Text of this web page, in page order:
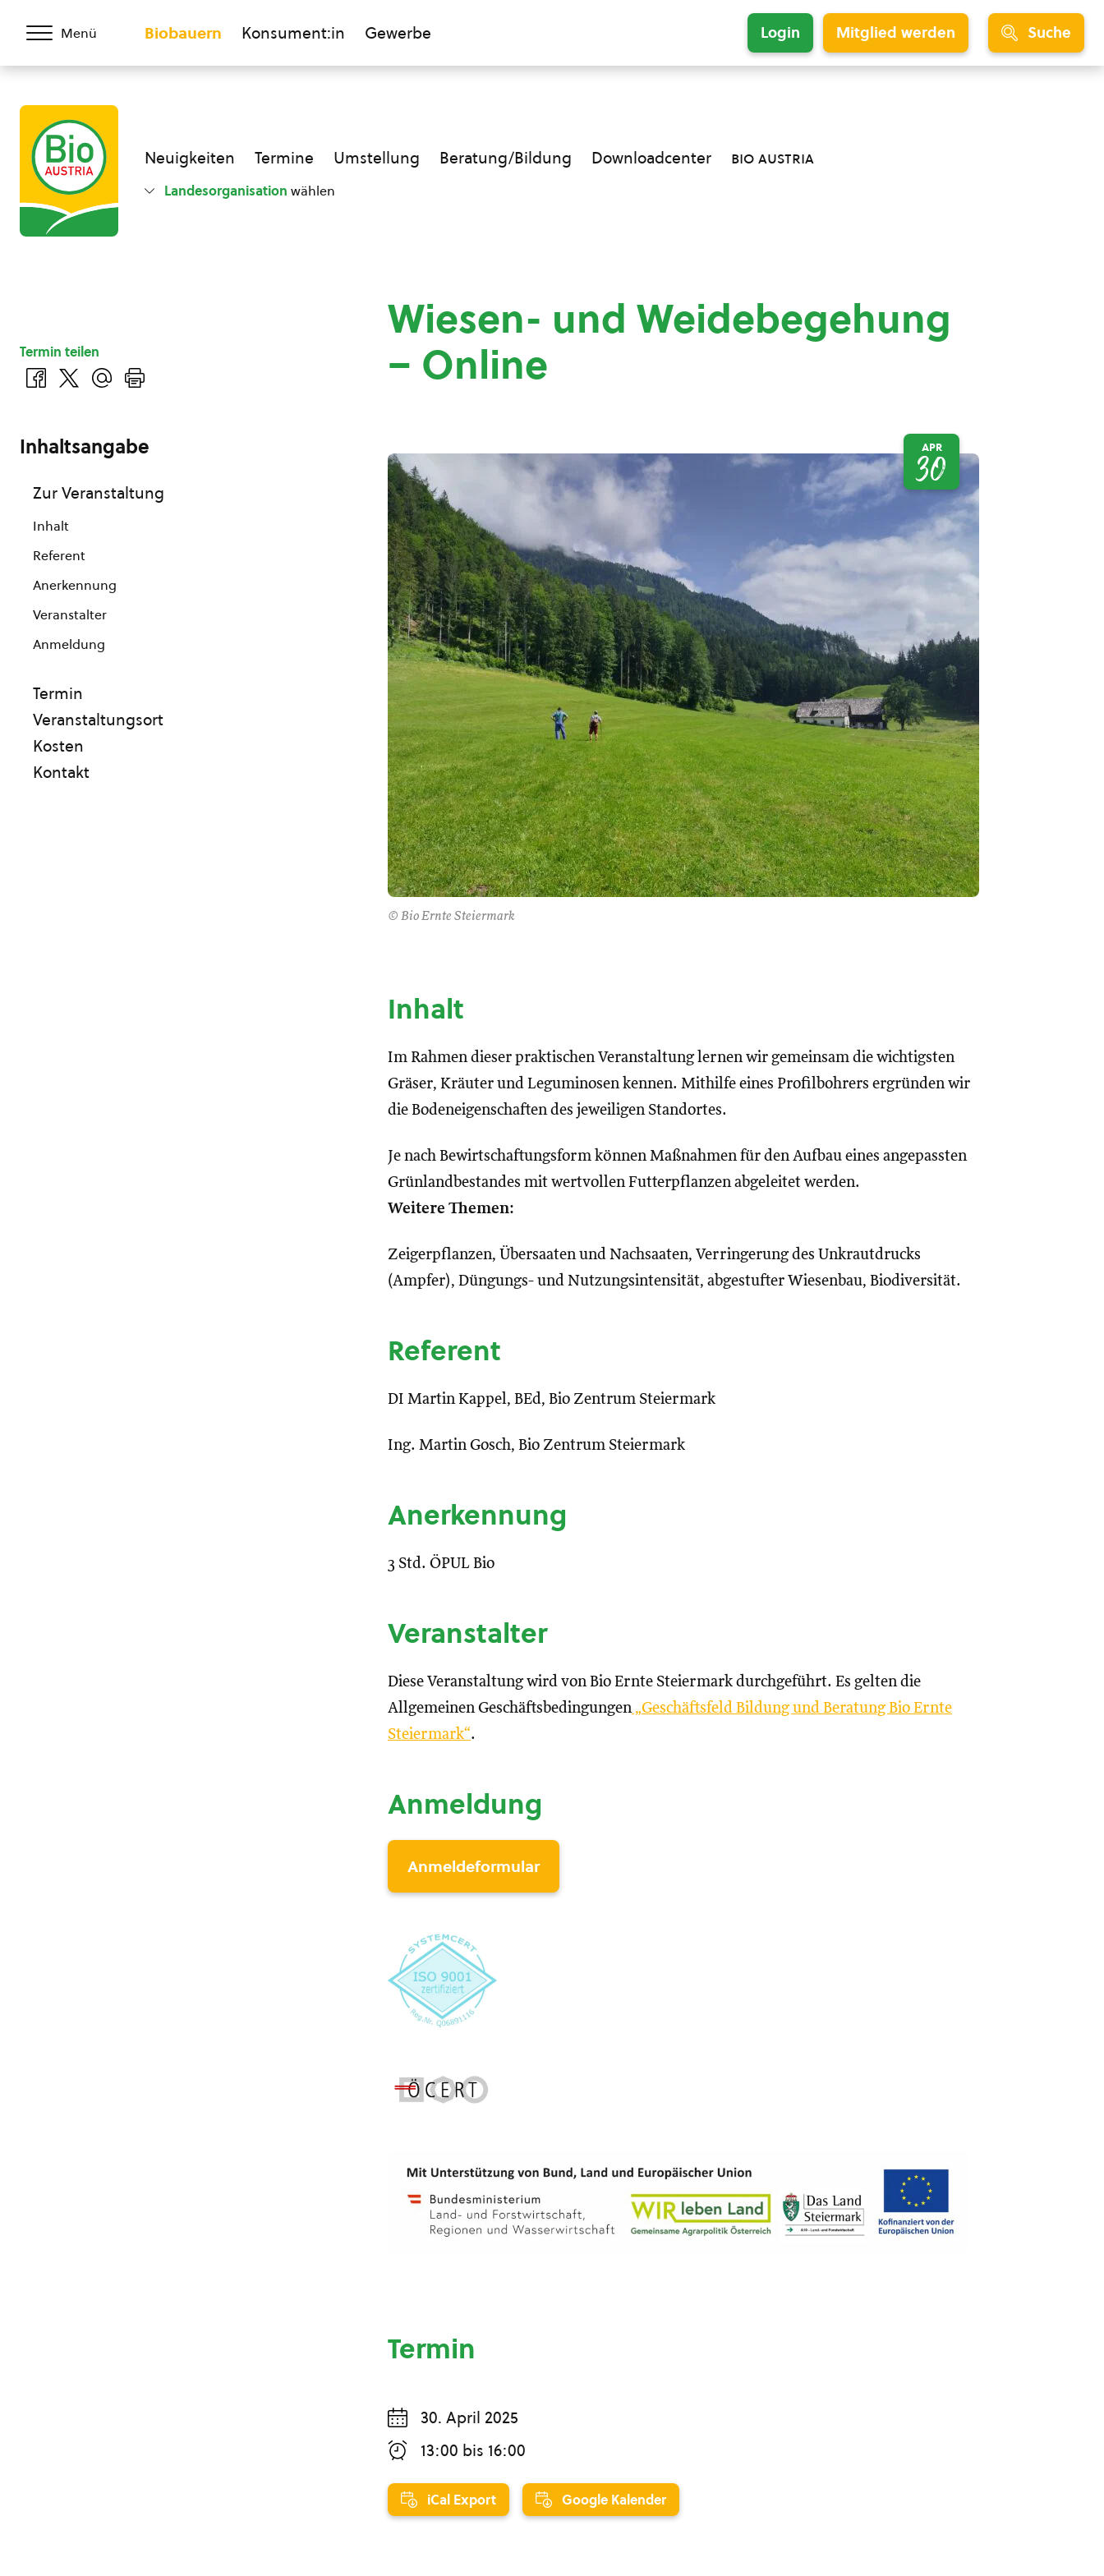
Menü Biobauern Konsument:in Gewerbe Login Mitglied werden Suche
Neuigkeiten Termine Umstellung Beratung/Bildung Downloadcenter bio austria
Landesorganisation wählen
Wiesen- und Weidebegehung
– Online
© Bio Ernte Steiermark
APR
30
Inhalt
Im Rahmen dieser praktischen Veranstaltung lernen wir gemeinsam die wichtigsten
Gräser, Kräuter und Leguminosen kennen. Mithilfe eines Profilbohrers ergründen wir
die Bodeneigenschaften des jeweiligen Standortes.
Je nach Bewirtschaftungsform können Maßnahmen für den Aufbau eines angepassten
Grünlandbestandes mit wertvollen Futterpflanzen abgeleitet werden.
Weitere Themen:
Zeigerpflanzen, Übersaaten und Nachsaaten, Verringerung des Unkrautdrucks
(Ampfer), Düngungs- und Nutzungsintensität, abgestufter Wiesenbau, Biodiversität.
Referent
DI Martin Kappel, BEd, Bio Zentrum Steiermark
Ing. Martin Gosch, Bio Zentrum Steiermark
Anerkennung
3 Std. ÖPUL Bio
Veranstalter
Diese Veranstaltung wird von Bio Ernte Steiermark durchgeführt. Es gelten die
Allgemeinen Geschäftsbedingungen„Geschäftsfeld Bildung und Beratung Bio Ernte
Steiermark“.
Anmeldung
Anmeldeformular
Termin
30. April 2025
13:00 bis 16:00
iCal Export Google Kalender
Termin teilen
Inhaltsangabe
Zur Veranstaltung
Inhalt
Referent
Anerkennung
Veranstalter
Anmeldung
Termin
Veranstaltungsort
Kosten
Kontakt